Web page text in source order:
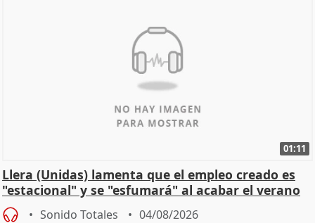
01:11
Llera (Unidas) lamenta que el empleo creado es
"estacional" y se "esfumará" al acabar el verano
Sonido Totales 04/08/2026